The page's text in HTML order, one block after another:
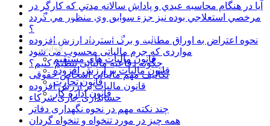
مقالات حسابداری و مدیریتی
اخبار حسابداری و اقتصادی
آموزش های رایگان حسابداری
قوانین
قانون مالیات های مستقیم
قانون مالیات بر ارزش افزوده
قانون تجارت
قانون اداره کار
آيا در هنگام محاسبه عيدي و پاداش سالانه مدتي كه كارگر در
مرخصي استعلاجي بوده نيز جزء سوابق وي منظور مي گردد
؟
نحوه اعتراض به اوراق مطالبه و برگ استرداد ارزش افزوده
مواردی که جرم مالیاتی محسوب می شود
چگونه دفاعیه مالیاتی تنظیم کنیم؟
تکالیف مهم مالیاتی اشخاص حقوقی
قانون مالیات بر ارزش افزوده
حسابداری جاری شرکاء
چند نکته مهم در نحوه نگهداری دفاتر
همه چیز در مورد تنخواه و تنخواه گردان